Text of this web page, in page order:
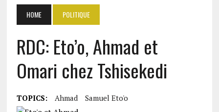
HOME POLITIQUE
RDC: Eto’o, Ahmad et
Omari chez Tshisekedi
TOPICS: Ahmad Samuel Eto'o